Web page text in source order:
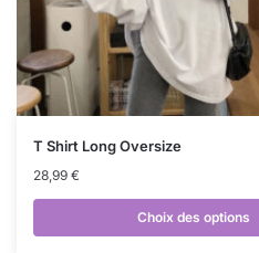
T Shirt Long Oversize
28,99 €
Choix des options